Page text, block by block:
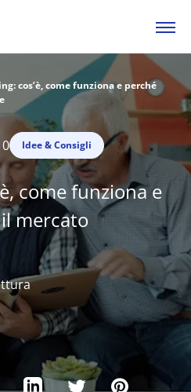
cos’è, come funziona e perché
Idee & Consigli
come funziona e
mercato